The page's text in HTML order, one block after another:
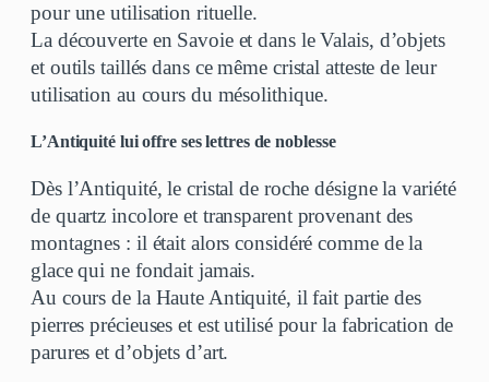
pour une utilisation rituelle.
La découverte en Savoie et dans le Valais, d’objets
et outils taillés dans ce même cristal atteste de leur
utilisation au cours du mésolithique.
L’Antiquité lui offre ses lettres de noblesse
Dès l’Antiquité, le cristal de roche désigne la variété
de quartz incolore et transparent provenant des
montagnes : il était alors considéré comme de la
glace qui ne fondait jamais.
Au cours de la Haute Antiquité, il fait partie des
pierres précieuses et est utilisé pour la fabrication de
parures et d’objets d’art.